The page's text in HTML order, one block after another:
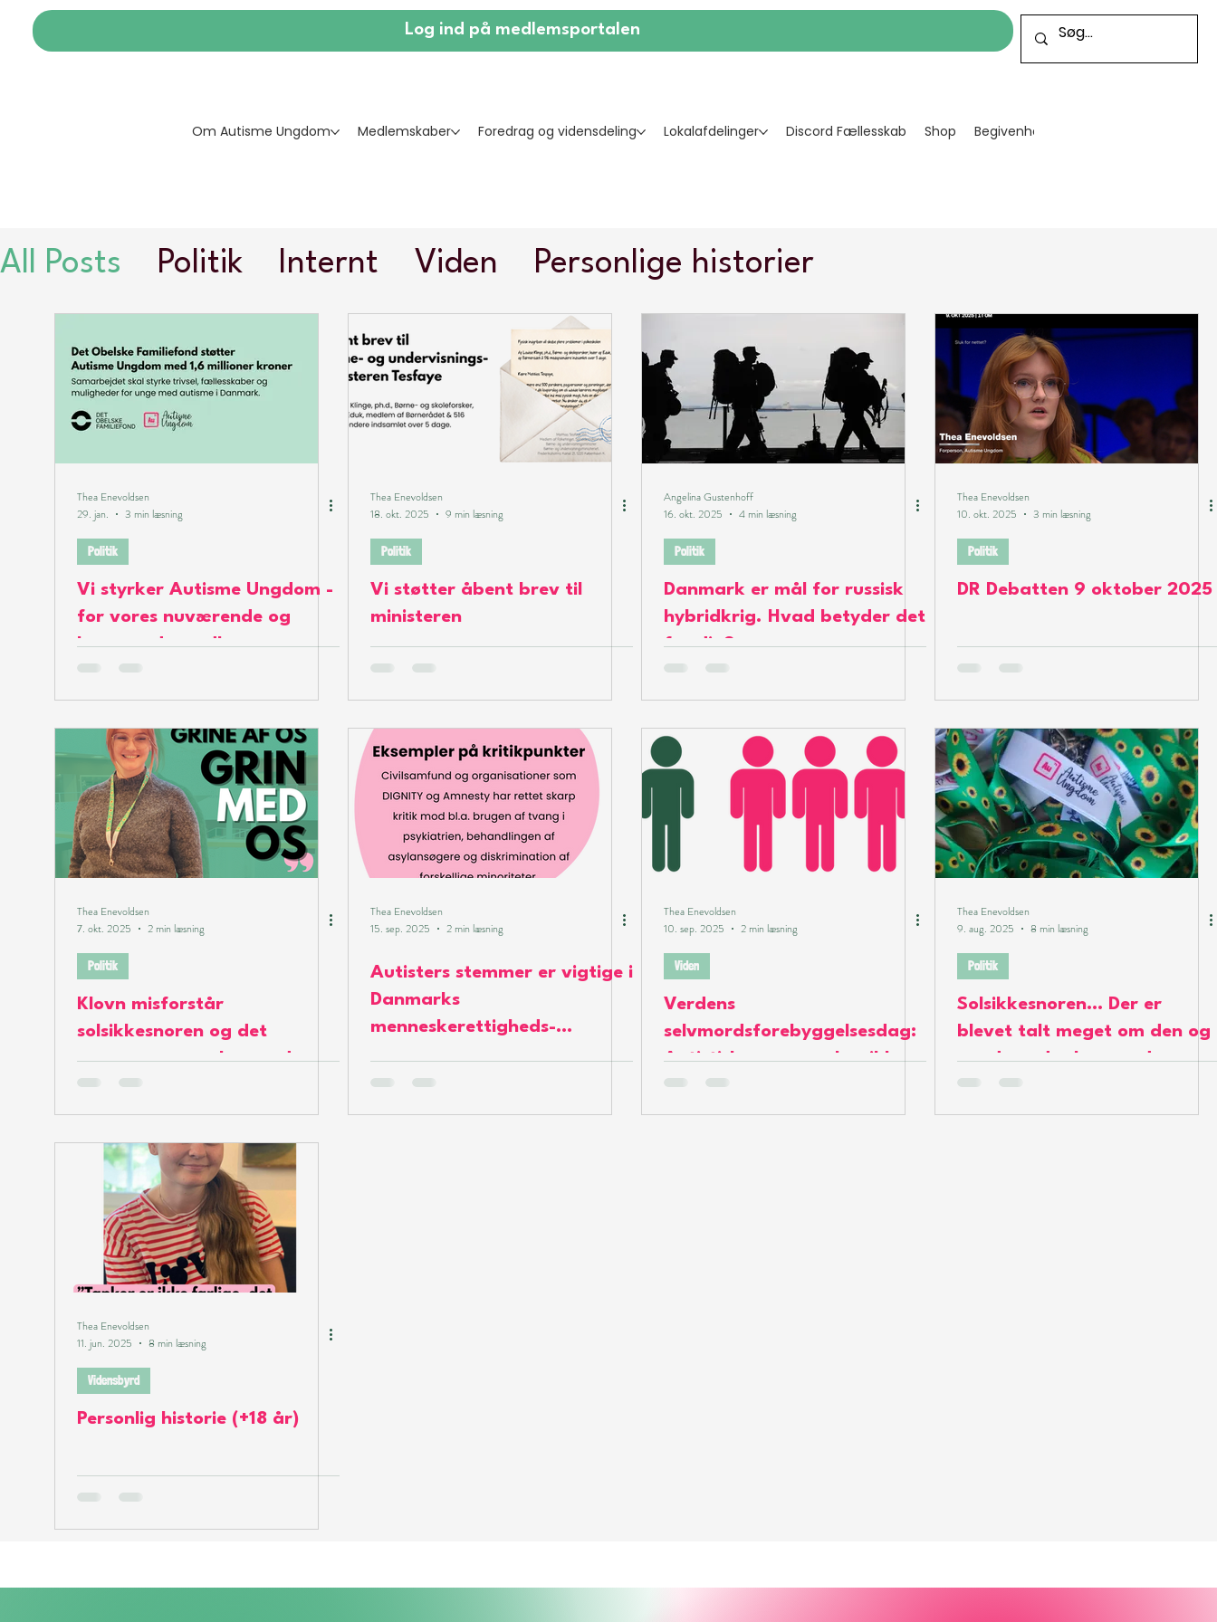
Log ind på medlemsportalen
Om Autisme Ungdom Medlemskaber Foredrag og vidensdeling Lokalafdelinger Discord Fællesskab Shop Begivenheder
All Posts Politik Internt Viden Personlige historier
Autismeviden Vidensbyrd
LGBTQ+ Aktiviteter Kreativ
Thea Enevoldsen
29. jan.
3 min læsning
Politik
Vi styrker Autisme Ungdom -
for vores nuværende og
kommende medlemmer
Thea Enevoldsen
18. okt. 2025
9 min læsning
Politik
Vi støtter åbent brev til
ministeren
Angelina Gustenhoff
16. okt. 2025
4 min læsning
Politik
Danmark er mål for russisk
hybridkrig. Hvad betyder det
for dig?
Thea Enevoldsen
10. okt. 2025
3 min læsning
Politik
DR Debatten 9 oktober 2025
Thea Enevoldsen
7. okt. 2025
2 min læsning
Politik
Klovn misforstår
solsikkesnoren og det
rammer mennesker med
handicap
Thea Enevoldsen
15. sep. 2025
2 min læsning
Autisters stemmer er vigtige i
Danmarks
menneskerettigheds-
Thea Enevoldsen
10. sep. 2025
2 min læsning
Viden
Verdens
selvmordsforebyggelsesdag:
Autistiske unge ønsker ikke
at dø, men vi passer ikke ind
i jeres fejlkonstruerede
Thea Enevoldsen
9. aug. 2025
8 min læsning
Politik
Solsikkesnoren… Der er
blevet talt meget om den og
om dem, der bruger den.
Thea Enevoldsen
11. jun. 2025
8 min læsning
Vidensbyrd
Personlig historie (+18 år)